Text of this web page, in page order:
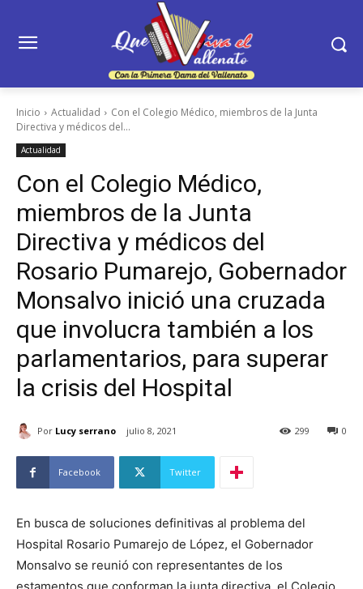
Inicio Actualidad
Con el Colegio Médico, miembros de la Junta
Directiva y médicos del...
Actualidad
Con el Colegio Médico,
miembros de la Junta
Directiva y médicos del
Rosario Pumarejo, Gobernador
Monsalvo inició una cruzada
que involucra también a los
parlamentarios, para superar
la crisis del Hospital
Por Lucy serrano julio 8, 2021 0
299
Facebook Twitter
En busca de soluciones definitivas al problema del
Hospital Rosario Pumarejo de López, el Gobernador
Monsalvo se reunió con representantes de los